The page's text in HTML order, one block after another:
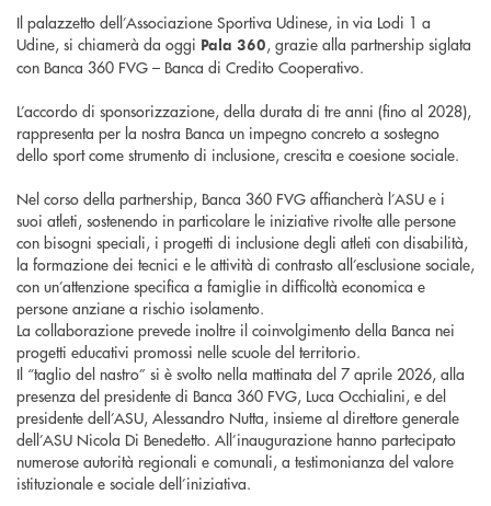
Il palazzetto dell’Associazione Sportiva Udinese, in via Lodi 1 a
Udine, si chiamerà da oggi Pala 360, grazie alla partnership siglata
con Banca 360 FVG – Banca di Credito Cooperativo.
L’accordo di sponsorizzazione, della durata di tre anni (fino al 2028),
rappresenta per la nostra Banca un impegno concreto a sostegno
dello sport come strumento di inclusione, crescita e coesione sociale.
Nel corso della partnership, Banca 360 FVG affiancherà l’ASU e i
suoi atleti, sostenendo in particolare le iniziative rivolte alle persone
con bisogni speciali, i progetti di inclusione degli atleti con disabilità,
la formazione dei tecnici e le attività di contrasto all’esclusione sociale,
con un’attenzione specifica a famiglie in difficoltà economica e
persone anziane a rischio isolamento.
La collaborazione prevede inoltre il coinvolgimento della Banca nei
progetti educativi promossi nelle scuole del territorio.
Il “taglio del nastro” si è svolto nella mattinata del 7 aprile 2026, alla
presenza del presidente di Banca 360 FVG, Luca Occhialini, e del
presidente dell’ASU, Alessandro Nutta, insieme al direttore generale
dell’ASU Nicola Di Benedetto. All’inaugurazione hanno partecipato
numerose autorità regionali e comunali, a testimonianza del valore
istituzionale e sociale dell’iniziativa.